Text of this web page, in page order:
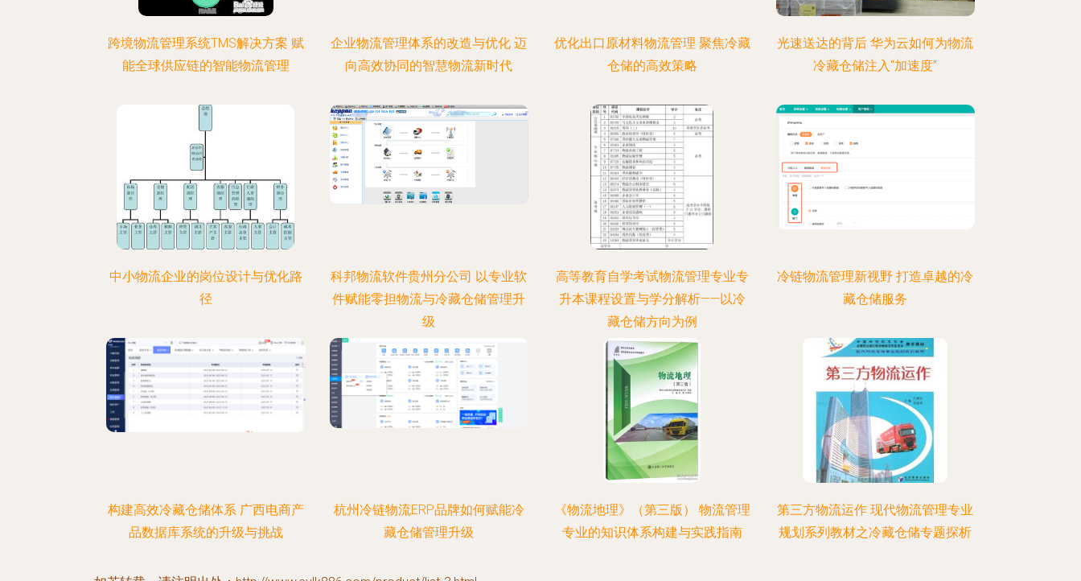
跨境物流管理系统TMS解决方案 赋
能全球供应链的智能物流管理
企业物流管理体系的改造与优化 迈
向高效协同的智慧物流新时代
优化出口原材料物流管理 聚焦冷藏
仓储的高效策略
光速送达的背后 华为云如何为物流
冷藏仓储注入“加速度”
中小物流企业的岗位设计与优化路
径
科邦物流软件贵州分公司 以专业软
件赋能零担物流与冷藏仓储管理升
级
高等教育自学考试物流管理专业专
升本课程设置与学分解析——以冷
藏仓储方向为例
冷链物流管理新视野 打造卓越的冷
藏仓储服务
构建高效冷藏仓储体系 广西电商产
品数据库系统的升级与挑战
杭州冷链物流ERP品牌如何赋能冷
藏仓储管理升级
《物流地理》（第三版） 物流管理
专业的知识体系构建与实践指南
第三方物流运作 现代物流管理专业
规划系列教材之冷藏仓储专题探析